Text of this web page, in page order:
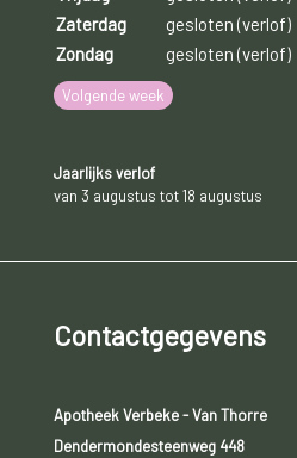
Zaterdag
gesloten (verlof)
Zondag
gesloten (verlof)
Volgende week
Jaarlijks verlof
van 3 augustus tot 18 augustus
Contactgegevens
Apotheek Verbeke - Van Thorre
Dendermondesteenweg 448